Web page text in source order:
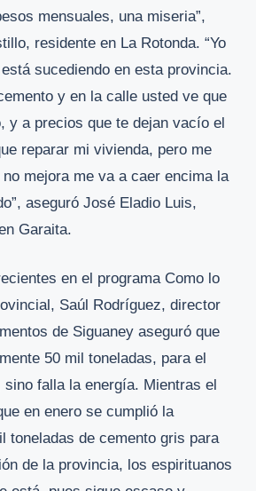
mensuales, una miseria”,
residente en La Rotonda. “Yo
sucediendo en esta provincia.
y en la calle usted ve que
y a precios que te dejan vacío el
reparar mi vivienda, pero me
mejora me va a caer encima la
aseguró José Eladio Luis,
Garaita.
en el programa Como lo
Saúl Rodríguez, director
de Siguaney aseguró que
50 mil toneladas, para el
falla la energía. Mientras el
en enero se cumplió la
toneladas de cemento gris para
de la provincia, los espirituanos